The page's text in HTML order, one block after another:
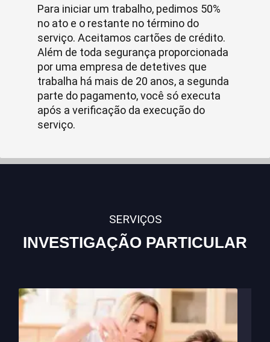
Para iniciar um trabalho, pedimos 50%
no ato e o restante no término do
serviço. Aceitamos cartões de crédito.
Além de toda segurança proporcionada
por uma empresa de detetives que
trabalha há mais de 20 anos, a segunda
parte do pagamento, você só executa
após a verificação da execução do
serviço.
SERVIÇOS
INVESTIGAÇÃO PARTICULAR